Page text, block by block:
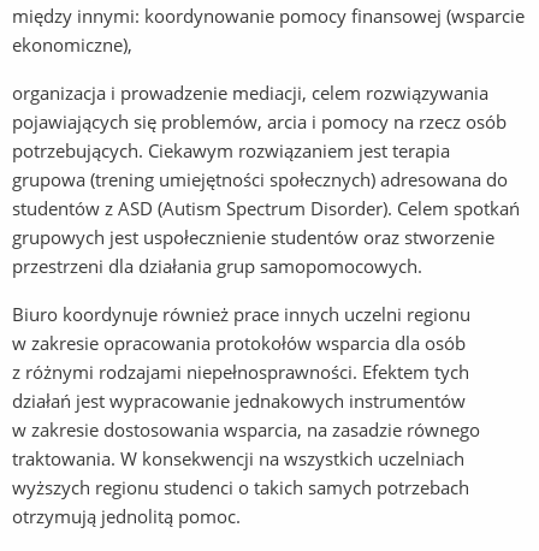
między innymi: koordynowanie pomocy finansowej (wsparcie
ekonomiczne),
organizacja i prowadzenie mediacji, celem rozwiązywania
pojawiających się problemów, arcia i pomocy na rzecz osób
potrzebujących. Ciekawym rozwiązaniem jest terapia
grupowa (trening umiejętności społecznych) adresowana do
studentów z ASD (Autism Spectrum Disorder). Celem spotkań
grupowych jest uspołecznienie studentów oraz stworzenie
przestrzeni dla działania grup samopomocowych.
Biuro koordynuje również prace innych uczelni regionu
w zakresie opracowania protokołów wsparcia dla osób
z różnymi rodzajami niepełnosprawności. Efektem tych
działań jest wypracowanie jednakowych instrumentów
w zakresie dostosowania wsparcia, na zasadzie równego
traktowania. W konsekwencji na wszystkich uczelniach
wyższych regionu studenci o takich samych potrzebach
otrzymują jednolitą pomoc.